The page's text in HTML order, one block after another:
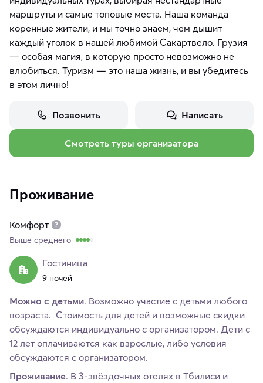
маршруты и самые топовые места. Наша команда
коренные жители, и мы точно знаем, чем дышит
каждый уголок в нашей любимой Сакартвело. Грузия
— особая магия, в которую просто невозможно не
влюбиться. Туризм — это наша жизнь, и вы убедитесь
в этом лично!
Позвонить Написать
Смотреть туры организатора
Проживание
Комфорт
Выше среднего
Гостиница
9 ночей
Можно с детьми. Возможно участие с детьми любого
возраста. Стоимость для детей и возможные скидки
обсуждаются индивидуально с организатором. Дети с
12 лет оплачиваются как взрослые, либо условия
обсуждаются с организатором.
Проживание. В 3-звёздочных отелях в Тбилиси и